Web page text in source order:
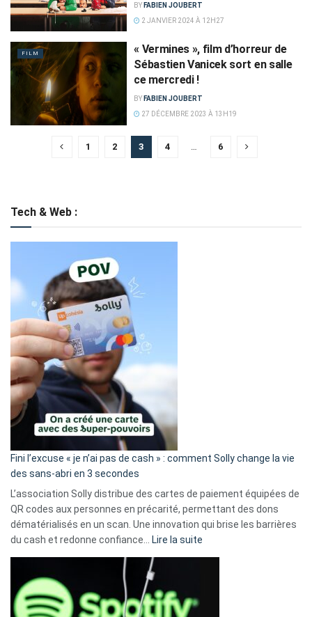
BY FABIEN JOUBERT
2 JANVIER 2024 À 12H27
FILM
« Vermines », film d’horreur de
Sébastien Vanicek sort en salle
ce mercredi !
BY FABIEN JOUBERT
27 DÉCEMBRE 2023 À 13H19
1 2 3 4 6
Tech & Web :
Fini l’excuse « je n’ai pas de cash » : comment Solly change la vie
des sans-abri en 3 secondes
L’association Solly distribue des cartes de paiement équipées de
QR codes aux personnes en précarité, permettant des dons
dématérialisés en un scan. Une innovation qui brise les barrières
du cash et redonne confiance…
Lire la suite